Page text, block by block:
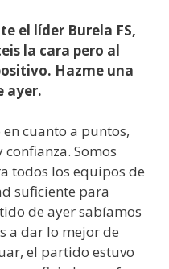
el líder Burela FS,
la cara pero al
Hazme una
ayer.
cuanto a puntos,
Somos
todos los equipos de
suficiente para
de ayer sabíamos
a dar lo mejor de
el partido estuvo